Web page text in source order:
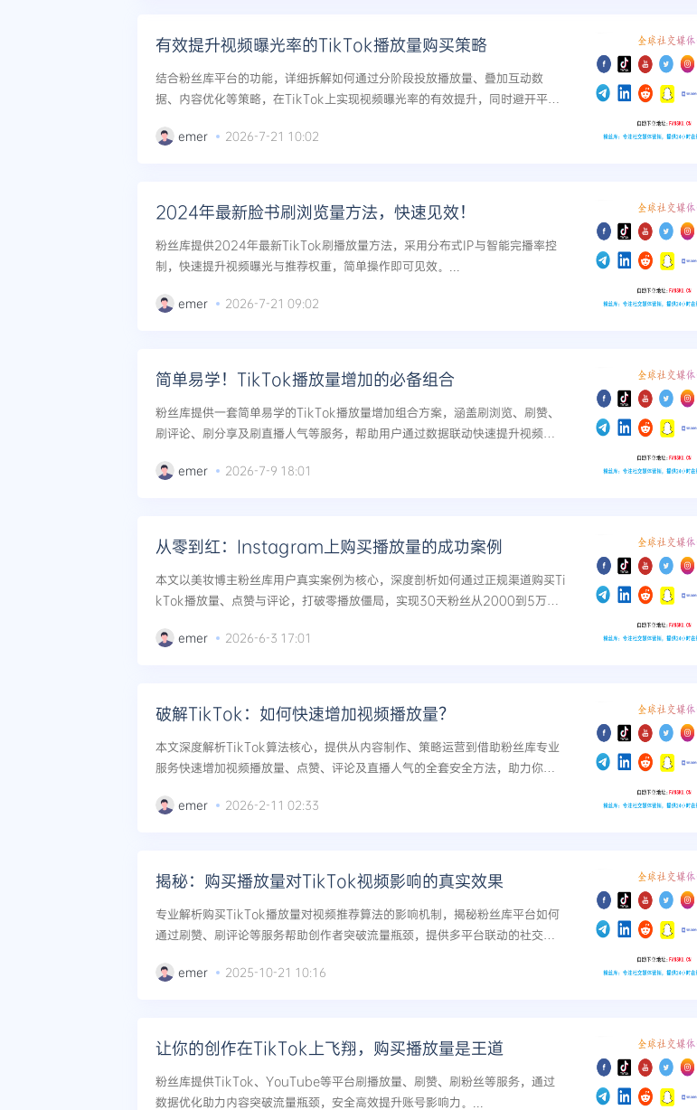
有效提升视频曝光率的TikTok播放量购买策略
结合粉丝库平台的功能，详细拆解如何通过分阶段投放播放量、叠加互动数
据、内容优化等策略，在TikTok上实现视频曝光率的有效提升，同时避开平台
emer 2026-7-21 10:02
2024年最新脸书刷浏览量方法，快速见效！
粉丝库提供2024年最新TikTok刷播放量方法，采用分布式IP与智能完播率控
制，快速提升视频曝光与推荐权重，简单操作即可见效。...
emer 2026-7-21 09:02
简单易学！TikTok播放量增加的必备组合
粉丝库提供一套简单易学的TikTok播放量增加组合方案，涵盖刷浏览、刷赞、
刷评论、刷分享及刷直播人气等服务，帮助用户通过数据联动快速提升视频曝
emer 2026-7-9 18:01
从零到红：Instagram上购买播放量的成功案例
本文以美妆博主粉丝库用户真实案例为核心，深度剖析如何通过正规渠道购买Ti
kTok播放量、点赞与评论，打破零播放僵局，实现30天粉丝从2000到5万的
运营策...
emer 2026-6-3 17:01
破解TikTok：如何快速增加视频播放量？
本文深度解析TikTok算法核心，提供从内容制作、策略运营到借助粉丝库专业
服务快速增加视频播放量、点赞、评论及直播人气的全套安全方法，助力你的
emer 2026-2-11 02:33
揭秘：购买播放量对TikTok视频影响的真实效果
专业解析购买TikTok播放量对视频推荐算法的影响机制，揭秘粉丝库平台如何
通过刷赞、刷评论等服务帮助创作者突破流量瓶颈，提供多平台联动的社交媒
emer 2025-10-21 10:16
让你的创作在TikTok上飞翔，购买播放量是王道
粉丝库提供TikTok、YouTube等平台刷播放量、刷赞、刷粉丝等服务，通过
数据优化助力内容突破流量瓶颈，安全高效提升账号影响力。...